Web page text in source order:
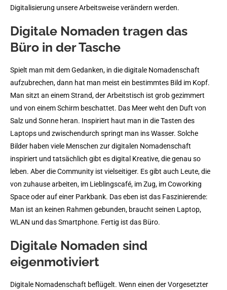
Digitalisierung unsere Arbeitsweise verändern werden.
Digitale Nomaden tragen das
Büro in der Tasche
Spielt man mit dem Gedanken, in die digitale Nomadenschaft
aufzubrechen, dann hat man meist ein bestimmtes Bild im Kopf.
Man sitzt an einem Strand, der Arbeitstisch ist grob gezimmert
und von einem Schirm beschattet. Das Meer weht den Duft von
Salz und Sonne heran. Inspiriert haut man in die Tasten des
Laptops und zwischendurch springt man ins Wasser. Solche
Bilder haben viele Menschen zur digitalen Nomadenschaft
inspiriert und tatsächlich gibt es digital Kreative, die genau so
leben. Aber die Community ist vielseitiger. Es gibt auch Leute, die
von zuhause arbeiten, im Lieblingscafé, im Zug, im Coworking
Space oder auf einer Parkbank. Das eben ist das Faszinierende:
Man ist an keinen Rahmen gebunden, braucht seinen Laptop,
WLAN und das Smartphone. Fertig ist das Büro.
Digitale Nomaden sind
eigenmotiviert
Digitale Nomadenschaft beflügelt. Wenn einen der Vorgesetzter